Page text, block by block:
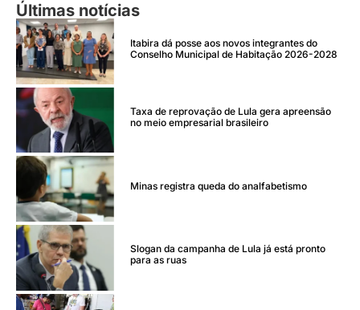
Últimas notícias
Itabira dá posse aos novos integrantes do
Conselho Municipal de Habitação 2026-2028
Taxa de reprovação de Lula gera apreensão
no meio empresarial brasileiro
Minas registra queda do analfabetismo
Slogan da campanha de Lula já está pronto
para as ruas